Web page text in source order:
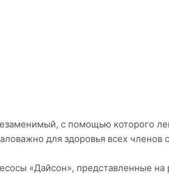
с помощью которого
для здоровья всех членов
«Дайсон», представленные